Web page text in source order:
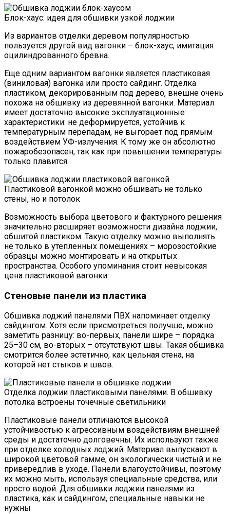
Блок-хаус: идея для обшивки узкой лоджии
Из вариантов отделки деревом популярностью
пользуется другой вид вагонки – блок-хаус, имитация
оцилиндрованного бревна.
Еще одним вариантом вагонки является пластиковая
(виниловая) вагонка или просто сайдинг. Отделка
пластиком, декорированным под дерево, внешне очень
похожа на обшивку из деревянной вагонки. Материал
имеет достаточно высокие эксплуатационные
характеристики: не деформируется, устойчив к
температурным перепадам, не выгорает под прямым
воздействием УФ-излучения. К тому же он абсолютно
пожаробезопасен, так как при повышении температуры
только плавится.
Пластиковой вагонкой можно обшивать не только
стены, но и потолок
Возможность выбора цветового и фактурного решения
значительно расширяет возможности дизайна лоджии,
обшитой пластиком. Такую отделку можно выполнять
не только в утепленных помещениях – морозостойкие
образцы можно монтировать и на открытых
пространства. Особого упоминания стоит невысокая
цена пластиковой вагонки.
Стеновые панели из пластика
Обшивка лоджий панелями ПВХ напоминает отделку
сайдингом. Хотя если присмотреться получше, можно
заметить разницу: во-первых, панели шире – порядка
25–30 см, во-вторых – отсутствуют швы. Такая обшивка
смотрится более эстетично, как цельная стена, на
которой нет стыков и швов.
Отделка лоджии пластиковыми панелями. В обшивку
потолка встроены точечные светильники
Пластиковые панели отличаются высокой
устойчивостью к агрессивным воздействиям внешней
среды и достаточно долговечны. Их используют также
при отделке холодных лоджий. Материал выпускают в
широкой цветовой гамме, он экологически чистый и не
привередлив в уходе. Панели влагоустойчивы, поэтому
их можно мыть, используя специальные средства, или
просто водой. Для обшивки лоджии панелями из
пластика, как и сайдингом, специальные навыки не
нужны